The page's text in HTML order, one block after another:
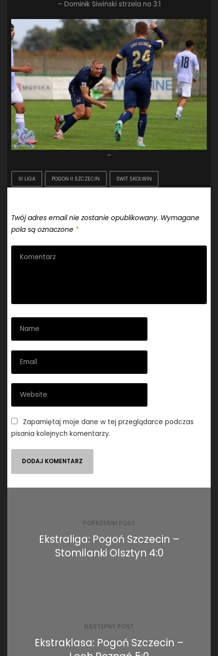
– Dominik Siwiński strzela na 3:1
–
III LIGA POGOŃ II SZCZECIN ŚWIT SKOLWIN
Twój adres email nie zostanie opublikowany. Wymagane
pola są oznaczone *
Zapamiętaj moje dane w tej przeglądarce podczas
pisania kolejnych komentarzy.
POPRZEDNI POST
Ekstraliga: Pogoń Szczecin –
Stomilanki Olsztyn 4:0
NASTĘPNY POST
Ekstraklasa: Pogoń Szczecin –